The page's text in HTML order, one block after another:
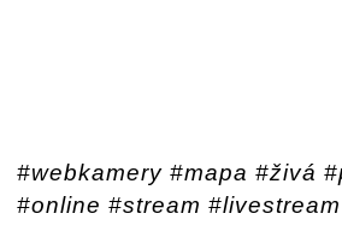
#webkamery #mapa #živá
#online #stream #livestream